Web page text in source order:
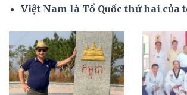
Việt Nam là Tổ Quốc thứ hai của